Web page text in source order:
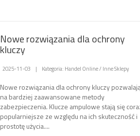
Nowe rozwiązania dla ochrony
kluczy
2025-11-03 | Kategoria: Handel Online / Inne Sklepy
Nowe rozwiązania dla ochrony kluczy
na bardziej zaawansowane metody
zabezpieczenia. Klucze ampulowe stają się
popularniejsze ze względu na ich skuteczność i
prostotę użycia....